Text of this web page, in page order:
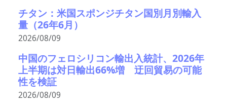
チタン：米国スポンジチタン国別月別輸入
量（26年6月）
2026/08/09
中国のフェロシリコン輸出入統計、2026年
上半期は対日輸出66%増 迂回貿易の可能
性を検証
2026/08/09